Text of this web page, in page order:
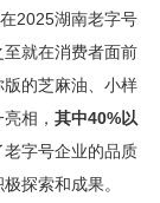
2025湖南老字号
就在消费者面前
的芝麻油、小样
相， 其中40%以
老字号企业的品质
探索和成果。